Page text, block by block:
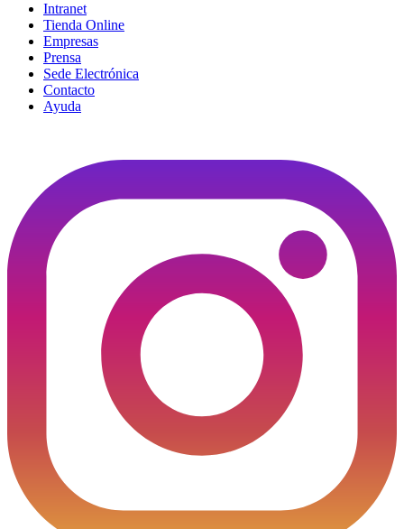
Intranet
Tienda Online
Empresas
Prensa
Sede Electrónica
Contacto
Ayuda